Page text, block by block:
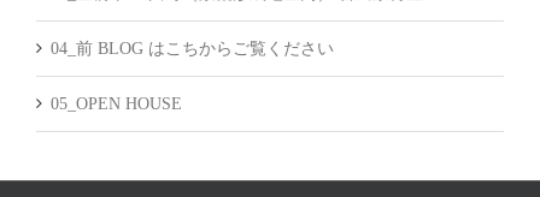
04_前 BLOG はこちからご覧ください
05_OPEN HOUSE